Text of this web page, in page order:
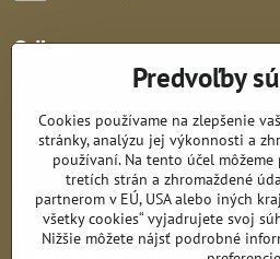
Odkazy:
Sledujte nás:
Predvoľby
Cookies používame na zlepšenie
stránky, analýzu jej výkonnosti a
používaní. Na tento účel
tretích strán a zhromaždené
partnerom v EÚ, USA alebo iných
všetky cookies“ vyjadrujete svoj
Nižšie môžete nájsť podrobné